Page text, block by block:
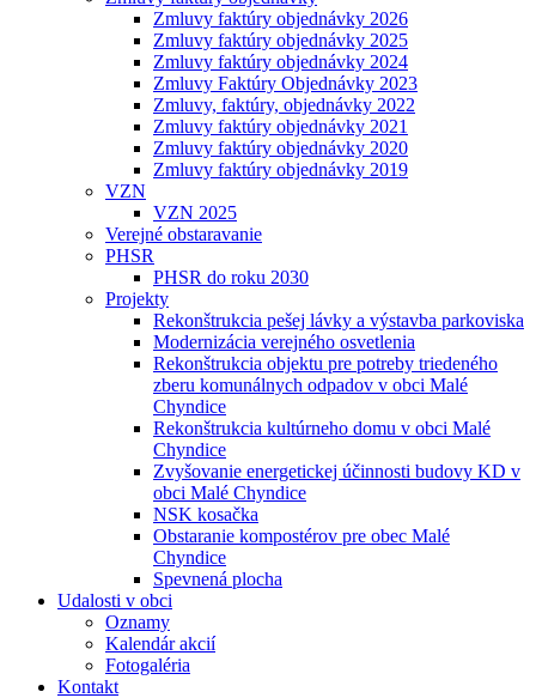
Zmluvy faktúry objednávky 2026
Zmluvy faktúry objednávky 2025
Zmluvy faktúry objednávky 2024
Zmluvy Faktúry Objednávky 2023
Zmluvy, faktúry, objednávky 2022
Zmluvy faktúry objednávky 2021
Zmluvy faktúry objednávky 2020
Zmluvy faktúry objednávky 2019
VZN
VZN 2025
Verejné obstaravanie
PHSR
PHSR do roku 2030
Projekty
Rekonštrukcia pešej lávky a výstavba parkoviska
Modernizácia verejného osvetlenia
Rekonštrukcia objektu pre potreby triedeného
zberu komunálnych odpadov v obci Malé
Chyndice
Rekonštrukcia kultúrneho domu v obci Malé
Chyndice
Zvyšovanie energetickej účinnosti budovy KD v
obci Malé Chyndice
NSK kosačka
Obstaranie kompostérov pre obec Malé
Chyndice
Spevnená plocha
Udalosti v obci
Oznamy
Kalendár akcií
Fotogaléria
Kontakt